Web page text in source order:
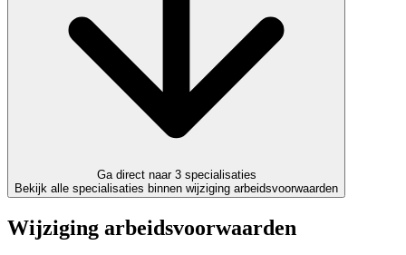
Ga direct naar 3 specialisaties
Bekijk alle specialisaties binnen wijziging arbeidsvoorwaarden
Wijziging arbeidsvoorwaarden